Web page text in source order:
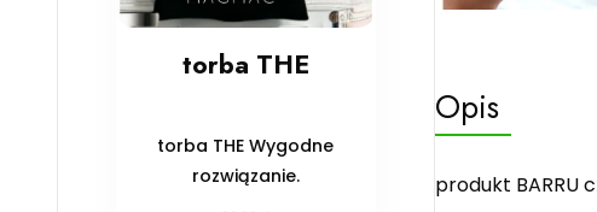
Opis
produkt BARRU
torba THE
torba THE Wygodne
rozwiązanie.